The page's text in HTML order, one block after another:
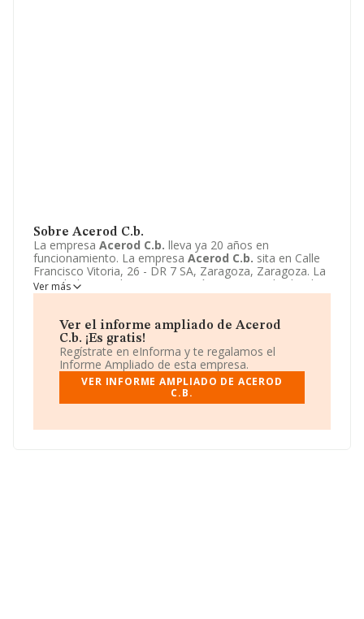
Sobre Acerod C.b.
La empresa Acerod C.b. lleva ya 20 años en
funcionamiento. La empresa Acerod C.b. sita en Calle
Francisco Vitoria, 26 - DR 7 SA, Zaragoza, Zaragoza. La
actividad CNAE de esta compañía es 6820 - Alquiler de
bienes inmobiliarios por cuenta propia. La emprea
Ver más
Ver el informe ampliado de Acerod
C.b. ¡Es gratis!
Regístrate en eInforma y te regalamos el
Informe Ampliado de esta empresa.
VER INFORME AMPLIADO DE ACEROD
C.B.